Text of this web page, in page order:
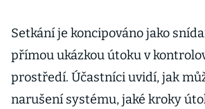
Setkání je koncipováno jako
přímou ukázkou útoku v
prostředí. Účastníci uvidí, jak
narušení systému, jaké kroky